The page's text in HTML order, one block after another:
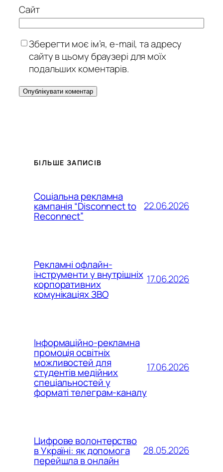
Сайт
Зберегти моє ім’я, e-mail, та адресу
сайту в цьому браузері для моїх
подальших коментарів.
БІЛЬШЕ ЗАПИСІВ
Соціальна рекламна
кампанія “Disconnect to
Reconnect”
22.06.2026
Рекламні офлайн-
інструменти у внутрішніх
корпоративних
комунікаціях ЗВО
17.06.2026
Інформаційно-рекламна
промоція освітніх
можливостей для
студентів медійних
спеціальностей у
форматі телеграм-каналу
17.06.2026
Цифрове волонтерство
в Україні: як допомога
перейшла в онлайн
28.05.2026